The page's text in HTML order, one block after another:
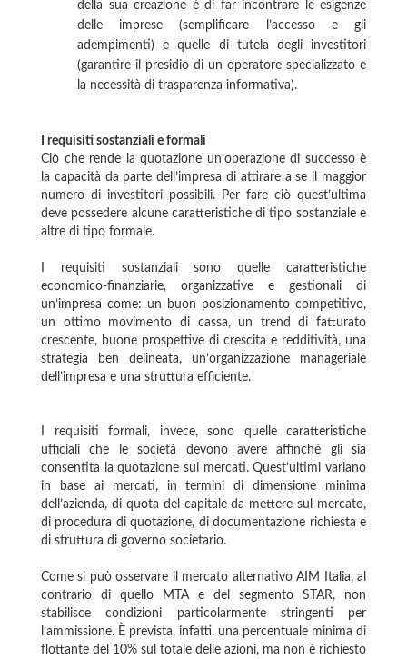
della sua creazione è di far incontrare le esigenze
delle imprese (semplificare l’accesso e gli
adempimenti) e quelle di tutela degli investitori
(garantire il presidio di un operatore specializzato e
la necessità di trasparenza informativa).
I requisiti sostanziali e formali
Ciò che rende la quotazione un’operazione di successo è
la capacità da parte dell’impresa di attirare a se il maggior
numero di investitori possibili. Per fare ciò quest’ultima
deve possedere alcune caratteristiche di tipo sostanziale e
altre di tipo formale.
I requisiti sostanziali sono quelle caratteristiche
economico-finanziarie, organizzative e gestionali di
un’impresa come: un buon posizionamento competitivo,
un ottimo movimento di cassa, un trend di fatturato
crescente, buone prospettive di crescita e redditività, una
strategia ben delineata, un’organizzazione manageriale
dell’impresa e una struttura efficiente.
I requisiti formali, invece, sono quelle caratteristiche
ufficiali che le società devono avere affinché gli sia
consentita la quotazione sui mercati. Quest’ultimi variano
in base ai mercati, in termini di dimensione minima
dell’azienda, di quota del capitale da mettere sul mercato,
di procedura di quotazione, di documentazione richiesta e
di struttura di governo societario.
Come si può osservare il mercato alternativo AIM Italia, al
contrario di quello MTA e del segmento STAR, non
stabilisce condizioni particolarmente stringenti per
l’ammissione. È prevista, infatti, una percentuale minima di
flottante del 10% sul totale delle azioni, ma non è richiesto